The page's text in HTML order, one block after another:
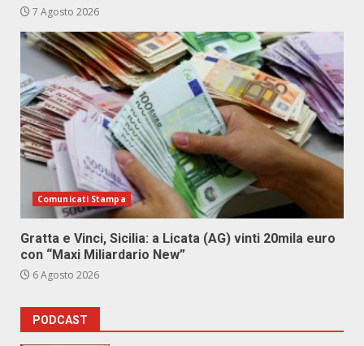
7 Agosto 2026
Comunicati Stampa
Gratta e Vinci, Sicilia: a Licata (AG) vinti 20mila euro
con “Maxi Miliardario New”
6 Agosto 2026
PODCAST